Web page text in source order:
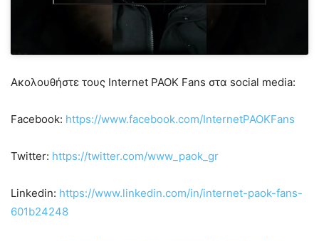
Ακολουθήστε τους Internet PAOK Fans στα social media:
Facebook: https://www.facebook.com/InternetPAOKFans
Twitter: https://twitter.com/www_paok_gr
Linkedin: https://www.linkedin.com/in/internet-paok-fans-
601b24248